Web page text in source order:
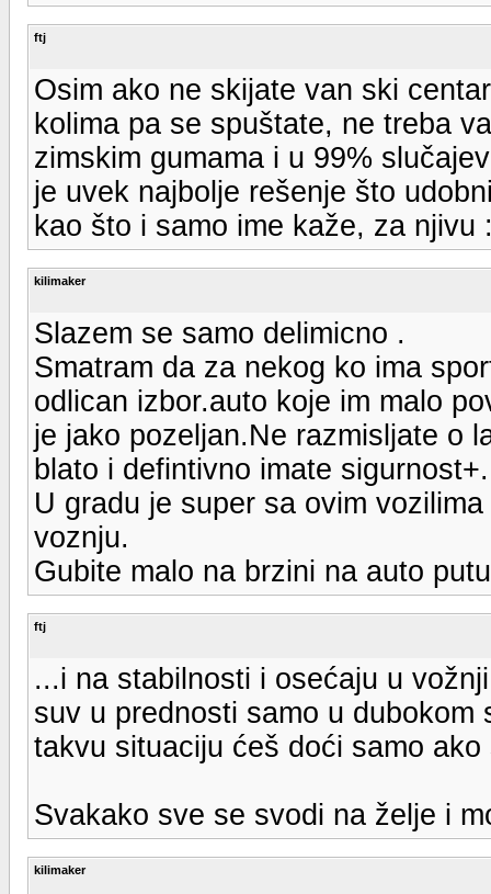
ftj
Osim ako ne skijate van ski
kolima pa se spuštate, ne treba
zimskim gumama i u 99%
je uvek najbolje rešenje što
kao što i samo ime kaže, za njivu
kilimaker
Slazem se samo delimicno .
Smatram da za nekog ko ima
odlican izbor.auto koje im malo
je jako pozeljan.Ne razmisljate o
blato i defintivno imate sigurnost+.
U gradu je super sa ovim
voznju.
Gubite malo na brzini na auto
ftj
...i na stabilnosti i osećaju u
suv u prednosti samo u
takvu situaciju ćeš doći samo
Svakako sve se svodi na želje i
kilimaker